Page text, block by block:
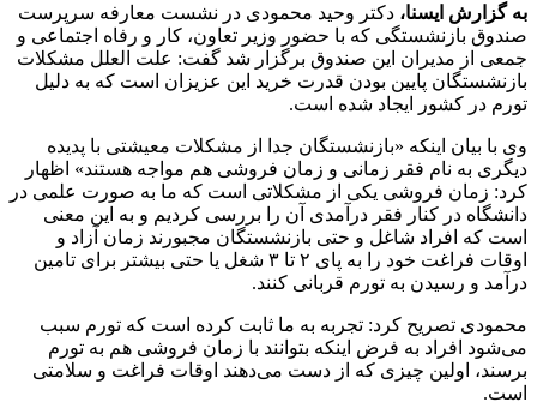
به گزارش ایسنا، دکتر وحید محمودی در نشست معارفه سرپرست
صندوق بازنشستگی که با حضور وزیر تعاون، کار و رفاه اجتماعی و
جمعی از مدیران این صندوق برگزار شد گفت: علت العلل مشکلات
بازنشستگان پایین بودن قدرت خرید این عزیزان است که به دلیل
تورم در کشور ایجاد شده است.
وی با بیان اینکه «بازنشستگان جدا از مشکلات معیشتی با پدیده
دیگری به نام فقر زمانی و زمان فروشی هم مواجه هستند» اظهار
کرد: زمان فروشی یکی از مشکلاتی است که ما به صورت علمی در
دانشگاه در کنار فقر درآمدی آن را بررسی کردیم و به این معنی
است که افراد شاغل و حتی بازنشستگان مجبورند زمان آزاد و
اوقات فراغت خود را به پای ۲ تا ۳ شغل یا حتی بیشتر برای تامین
درآمد و رسیدن به تورم قربانی کنند.
محمودی تصریح کرد: تجربه به ما ثابت کرده است که تورم سبب
می‌شود افراد به فرض اینکه بتوانند با زمان فروشی هم به تورم
برسند، اولین چیزی که از دست می‌دهند اوقات فراغت و سلامتی
است.